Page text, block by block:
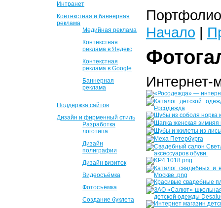
Интранет
Контекстная и баннерная
реклама
Медийная реклама
Контекстная
реклама в Яндекс
Контекстная
реклама в Google
Баннерная
реклама
Поддержка сайтов
Дизайн и фирменный стиль
Разработка
логотипа
Дизайн
полиграфии
Дизайн визиток
Видеосъёмка
Фотосъёмка
Создание буклета
Начало |
Интернет-